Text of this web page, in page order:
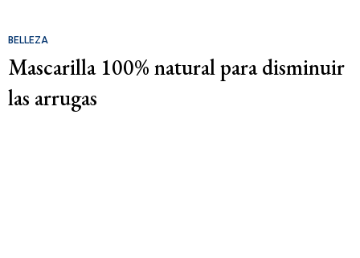
BELLEZA
Mascarilla 100% natural para disminuir
las arrugas